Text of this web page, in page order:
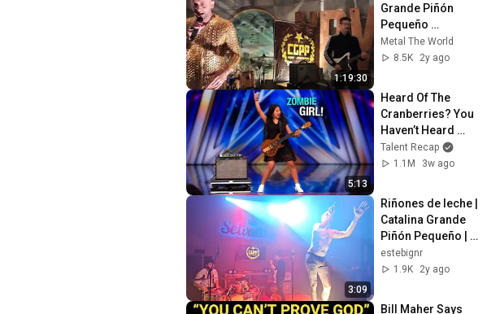
1:19:30
Grande Piñón
Pequeño
"Concierto
Completo" NAVE 9
FHD60 🌏😎🤟🌍
#cggp
Metal The World
8.5K
2y ago
5:13
Heard Of The
Cranberries? You
Haven’t Heard
“Zombie” Like THIS!
Talent Recap
1.1M
3w ago
3:09
Riñones de leche |
Catalina Grande
Piñón Pequeño |
Zamora 23 -02-
2024
estebignr
1.9K
2y ago
Bill Maher Says